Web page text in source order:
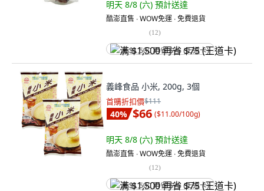
明天 8/8 (六) 預計送達
酷澎直售 ∙ WOW免運 ∙ 免費退貨
(12)
满 $1,500 再省 $75 (王道卡)
義峰食品 小米, 200g, 3個
首購折扣價$111
40% $66 ($11.00/100g)
明天 8/8 (六) 預計送達
酷澎直售 ∙ WOW免運 ∙ 免費退貨
(12)
满 $1,500 再省 $75 (王道卡)